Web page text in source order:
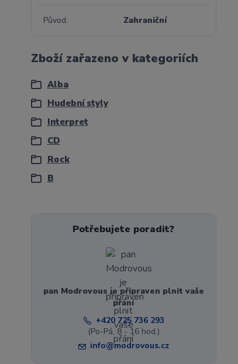
Původ Zahraniční
Zboží zařazeno v kategoriích
Alba
Hudební styly
Interpret
CD
Rock
B
Potřebujete poradit?
pan Modrovous je připraven plnit vaše
přání
+420 725 736 293
(Po-Pá, 8 - 16 hod.)
info@modrovous.cz